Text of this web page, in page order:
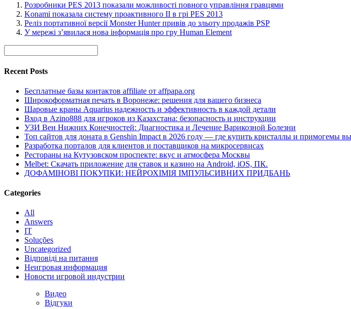
Розробники PES 2013 показали можливості повного управління гравцями
Konami показала систему проактивного ІІ в грі PES 2013
Реліз портативної версії Monster Hunter привів до зльоту продажів PSP
У мережі з’явилася нова інформація про гру Human Element
Recent Posts
Бесплатные базы контактов affiliate от affpapa.org
Широкоформатная печать в Воронеже: решения для вашего бизнеса
Шаровые краны Aquarius надежность и эффективность в каждой детали
Вход в Azino888 для игроков из Казахстана: безопасность и инструкции
УЗИ Вен Нижних Конечностей: Диагностика и Лечение Варикозной Болезни
Топ сайтов для доната в Genshin Impact в 2026 году — где купить кристаллы и примогемы
Разработка порталов для клиентов и поставщиков на микросервисах
Рестораны на Кутузовском проспекте: вкус и атмосфера Москвы
Melbet: Скачать приложение для ставок и казино на Android, iOS, ПК.
ДОФАМІНОВІ ПОКУПКИ: НЕЙРОХІМІЯ ІМПУЛЬСИВНИХ ПРИДБАНЬ
Categories
All
Answers
IT
Soluções
Uncategorized
Відповіді на питання
Неигровая информация
Новости игровой индустрии
Видео
Відгуки